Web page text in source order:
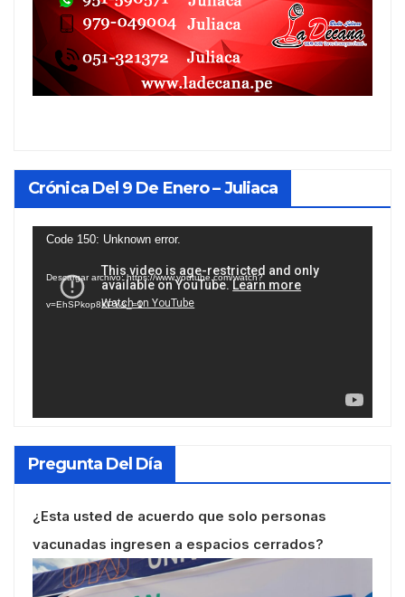
Crónica Del 9 De Enero – Juliaca
Reproductor
vídeo
Code 150: Unknown error.
Descargar archivo: https://www.youtube.com/watch?
v=EhSPkop8KPY&_=1
Pregunta Del Día
¿Esta usted de acuerdo que solo personas
vacunadas ingresen a espacios cerrados?